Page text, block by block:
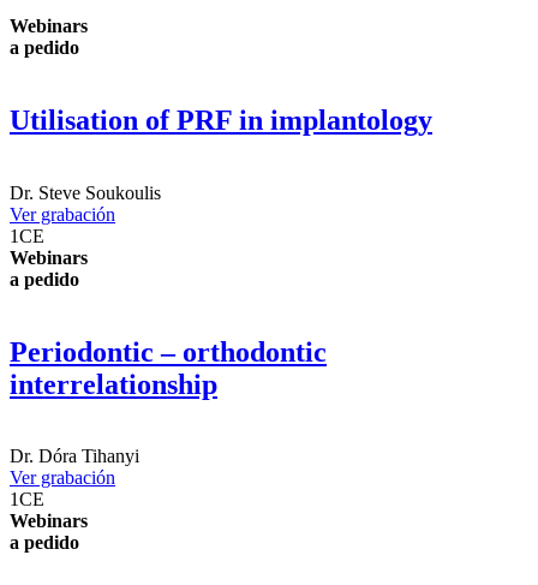
Webinars
a pedido
Utilisation of PRF in implantology
Dr. Steve Soukoulis
Ver grabación
1CE
Webinars
a pedido
Periodontic – orthodontic
interrelationship
Dr. Dóra Tihanyi
Ver grabación
1CE
Webinars
a pedido